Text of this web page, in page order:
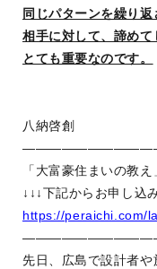
同じパターンを繰り
相手に対して、諦め
とても重要なのです。
八納啓創
「大富豪住まいの教え
↓↓↓下記からお申し込
https://peraichi.com/
先日、広島で設計者